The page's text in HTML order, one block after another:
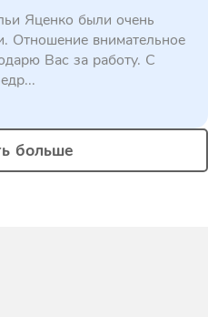
Яценко были очень
Отношение внимательное
Вас за работу. С
больше